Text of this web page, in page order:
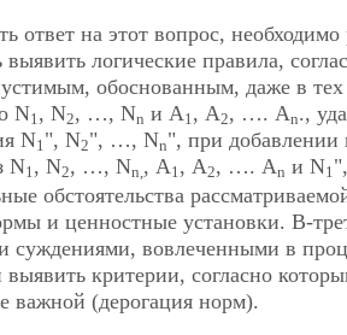
ответ на этот вопрос,
логические правила,
обоснованным, даже в
N1, N2, …, Nn и А 1, А2, …. Аn.,
N1", N2", …, Nn", при добавлении
N1, N2, …, Nn,, А 1, А2, …. Аn и N1
обстоятельства
и ценностные установки. В-
суждениями, вовлеченными в
критерии, согласно
важной (дерогация норм).